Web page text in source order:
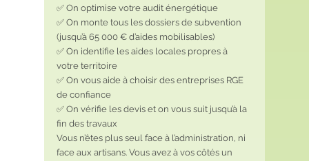
✅ On optimise votre audit énergétique
✅ On monte tous les dossiers de subvention
(jusqu’à 65 000 € d’aides mobilisables)
✅ On identifie les aides locales propres à
votre territoire
✅ On vous aide à choisir des entreprises RGE
de confiance
✅ On vérifie les devis et on vous suit jusqu’à la
fin des travaux
Vous n’êtes plus seul face à l’administration, ni
face aux artisans. Vous avez à vos côtés un